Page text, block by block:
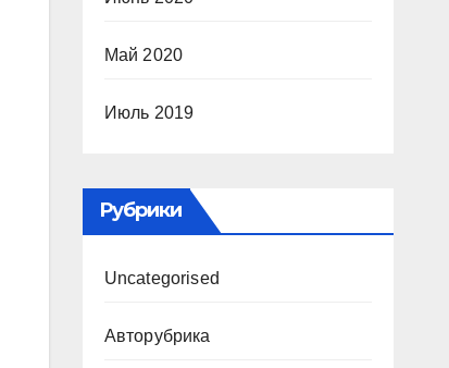
Май 2020
Июль 2019
Рубрики
Uncategorised
Авторубрика